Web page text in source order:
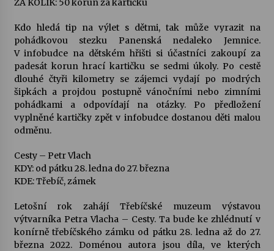
ZA KOLIK: 50 korun za kartičku
Kdo hledá tip na výlet s dětmi, tak může vyrazit na
pohádkovou stezku Panenská nedaleko Jemnice.
V infobudce na dětském hřišti si účastníci zakoupí za
padesát korun hrací kartičku se sedmi úkoly. Po cestě
dlouhé čtyři kilometry se zájemci vydají po modrých
šipkách a projdou postupně vánočními nebo zimními
pohádkami a odpovídají na otázky. Po předložení
vyplněné kartičky zpět v infobudce dostanou děti malou
odměnu.
Cesty – Petr Vlach
KDY: od pátku 28. ledna do 27. března
KDE: Třebíč, zámek
Letošní rok zahájí Třebíčské muzeum výstavou
výtvarníka Petra Vlacha – Cesty. Ta bude ke zhlédnutí v
konírně třebíčského zámku od pátku 28. ledna až do 27.
března 2022. Doménou autora jsou díla, ve kterých